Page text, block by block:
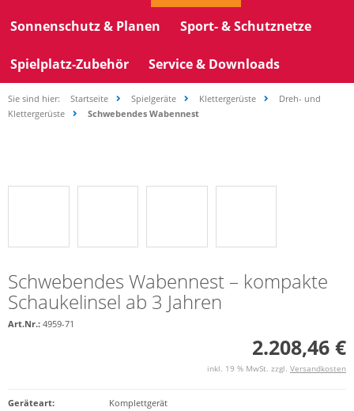
Sonnenschutz & Planen Sport- & Schutznetze
Spielplatz-Zubehör Service & Downloads
Sie sind hier: Startseite Spielgeräte Klettergerüste
Dreh- und
Klettergerüste
Schwebendes Wabennest
Schwebendes Wabennest – kompakte
Schaukelinsel ab 3 Jahren
Art.Nr.: 4959-71
2.208,46 €
inkl. 19 % MwSt. zzgl. Versandkosten
Geräteart: Komplettgerät